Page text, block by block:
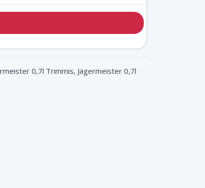
0,7l Trimmis, Jägermeister 0,7l